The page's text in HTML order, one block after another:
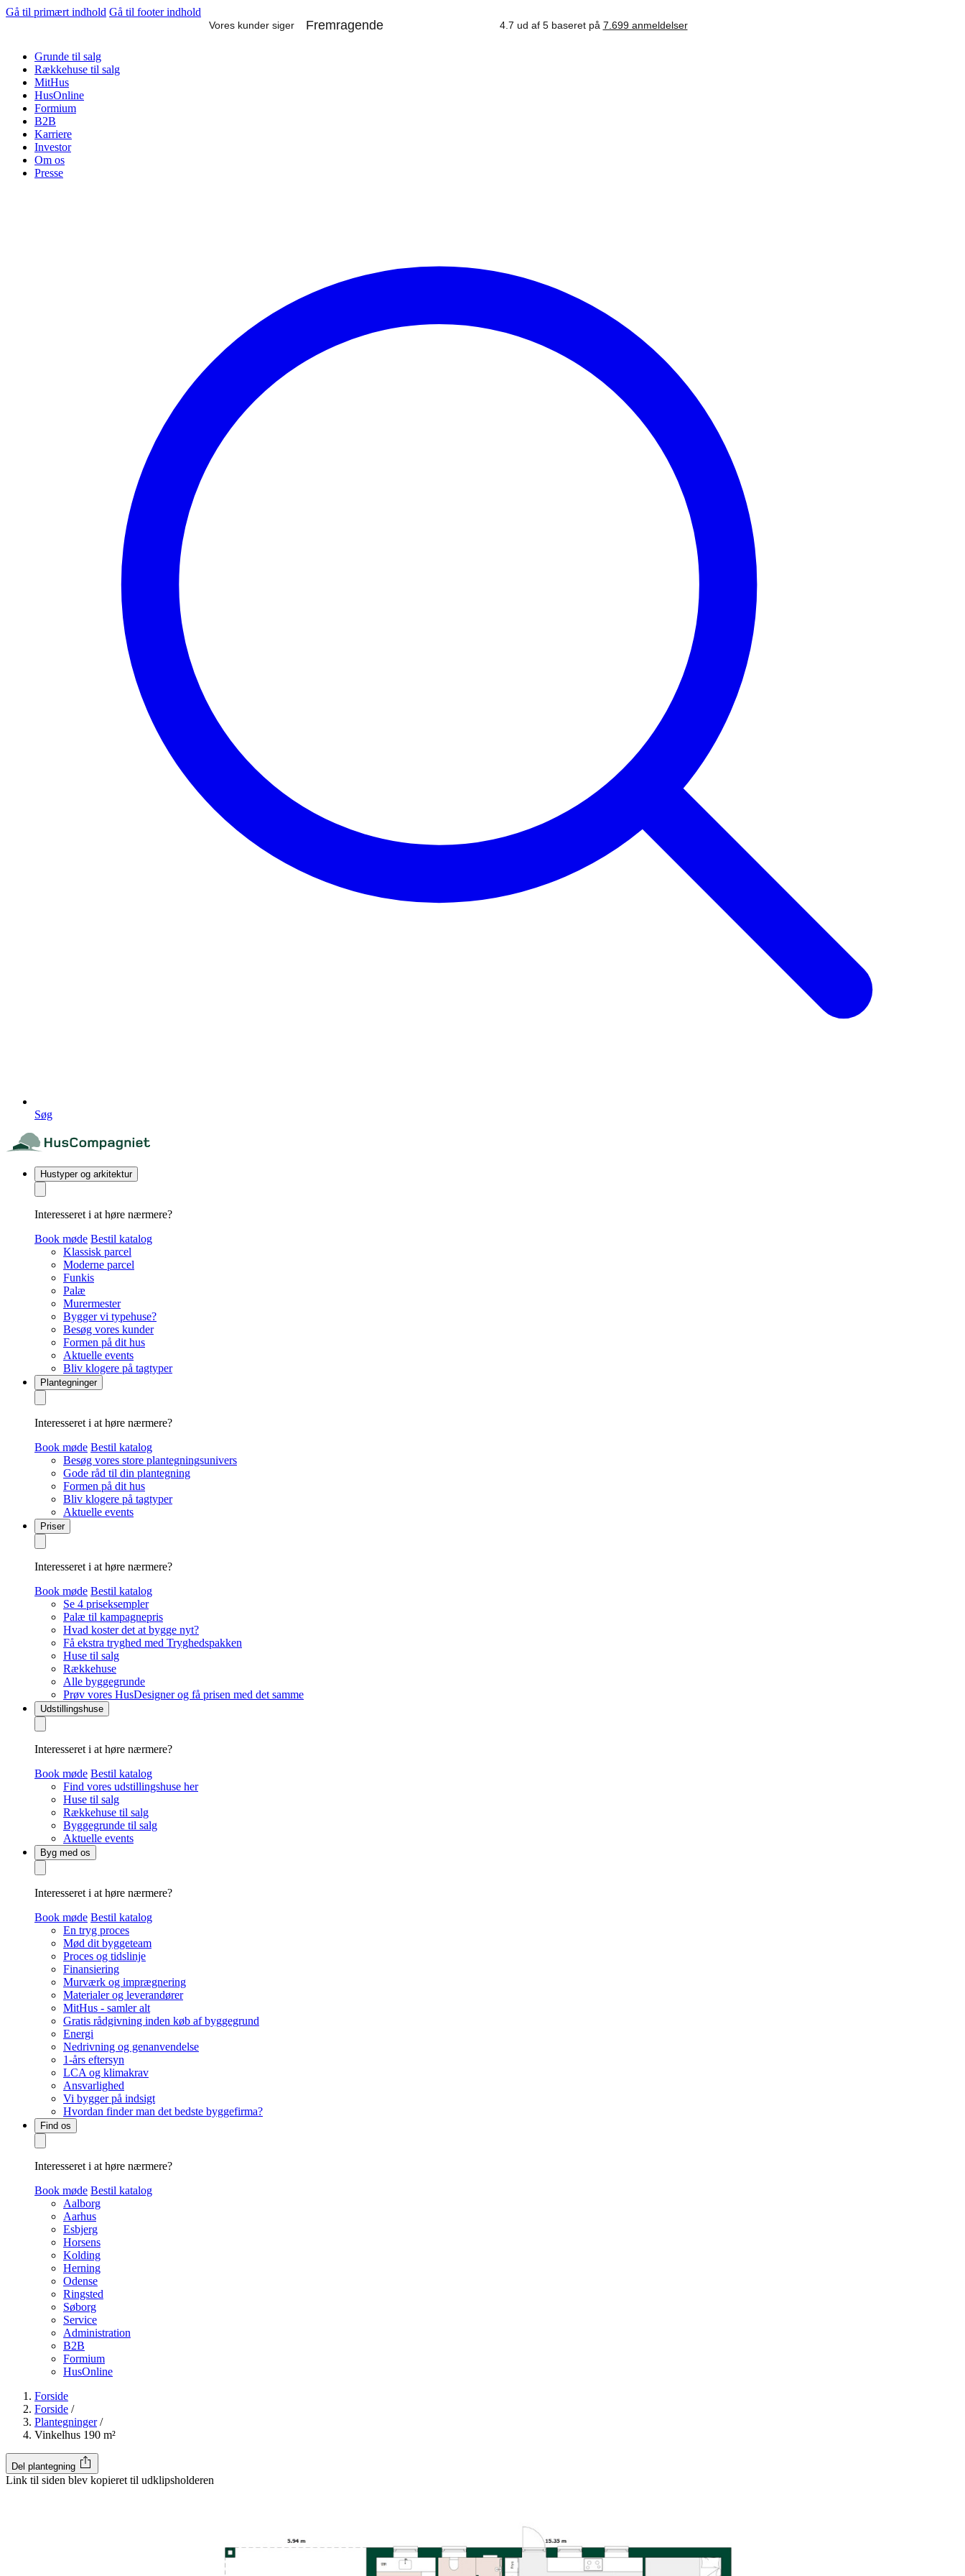
Gå til primært indhold Gå til footer indhold
Grunde til salg
Rækkehuse til salg
MitHus
HusOnline
Formium
B2B
Karriere
Investor
Om os
Presse
Søg
Hustyper og arkitektur
Interesseret i at høre nærmere?
Book møde Bestil katalog
Klassisk parcel
Moderne parcel
Funkis
Palæ
Murermester
Bygger vi typehuse?
Besøg vores kunder
Formen på dit hus
Aktuelle events
Bliv klogere på tagtyper
Plantegninger
Interesseret i at høre nærmere?
Book møde Bestil katalog
Besøg vores store plantegningsunivers
Gode råd til din plantegning
Formen på dit hus
Bliv klogere på tagtyper
Aktuelle events
Priser
Interesseret i at høre nærmere?
Book møde Bestil katalog
Se 4 priseksempler
Palæ til kampagnepris
Hvad koster det at bygge nyt?
Få ekstra tryghed med Tryghedspakken
Huse til salg
Rækkehuse
Alle byggegrunde
Prøv vores HusDesigner og få prisen med det samme
Udstillingshuse
Interesseret i at høre nærmere?
Book møde Bestil katalog
Find vores udstillingshuse her
Huse til salg
Rækkehuse til salg
Byggegrunde til salg
Aktuelle events
Byg med os
Interesseret i at høre nærmere?
Book møde Bestil katalog
En tryg proces
Mød dit byggeteam
Proces og tidslinje
Finansiering
Murværk og imprægnering
Materialer og leverandører
MitHus - samler alt
Gratis rådgivning inden køb af byggegrund
Energi
Nedrivning og genanvendelse
1-års eftersyn
LCA og klimakrav
Ansvarlighed
Vi bygger på indsigt
Hvordan finder man det bedste byggefirma?
Find os
Interesseret i at høre nærmere?
Book møde Bestil katalog
Aalborg
Aarhus
Esbjerg
Horsens
Kolding
Herning
Odense
Ringsted
Søborg
Service
Administration
B2B
Formium
HusOnline
Forside
Forside /
Plantegninger /
Vinkelhus 190 m²
Del plantegning
Link til siden blev kopieret til udklipsholderen